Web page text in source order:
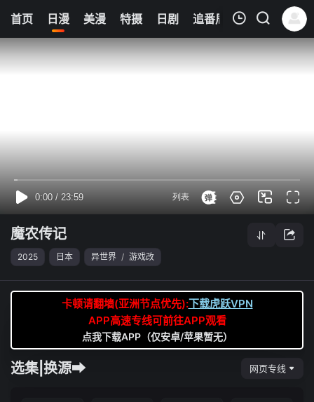
首页 日漫 美漫 特摄 日剧 追番周表 今日更新
0
我的观影记录
魔农传记
2025 日本 异世界 / 游戏改
卡顿请翻墙(亚洲节点优先):下载虎跃VPN
APP高速专线可前往APP观看
点我下载APP（仅安卓/苹果暂无）
选集|换源➡ 网页专线